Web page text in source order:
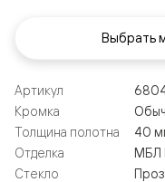
Артикул
Кромка
Толщина полотна
40
Отделка
МБЛ
Стекло
Выбрать